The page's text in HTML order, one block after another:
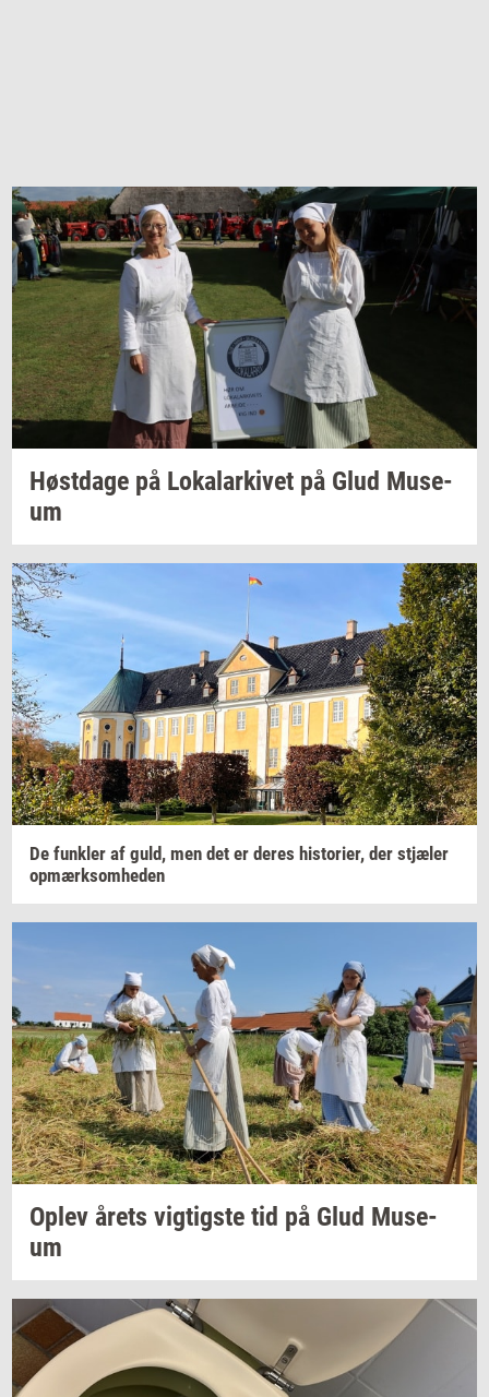
Høst­da­ge på Lo­ka­lar­ki­vet på Glud Mu­se­
um
De funk­ler af guld, men det er deres hi­sto­ri­er, der stjæ­ler
op­mærk­som­he­den
Oplev årets vig­tig­ste tid på Glud Mu­se­
um